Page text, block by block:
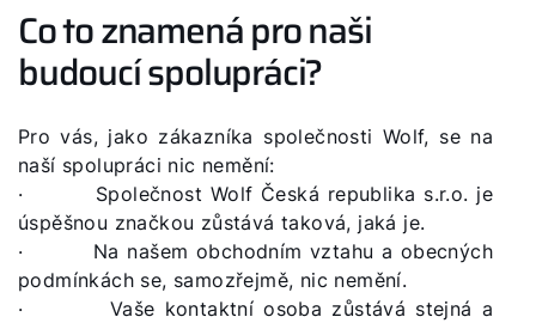
Co to znamená pro naši
budoucí spolupráci?
Pro vás, jako zákazníka společnosti Wolf, se na
naší spolupráci nic nemění:
· Společnost Wolf Česká republika s.r.o. je
úspěšnou značkou zůstává taková, jaká je.
· Na našem obchodním vztahu a obecných
podmínkách se, samozřejmě, nic nemění.
· Vaše kontaktní osoba zůstává stejná a